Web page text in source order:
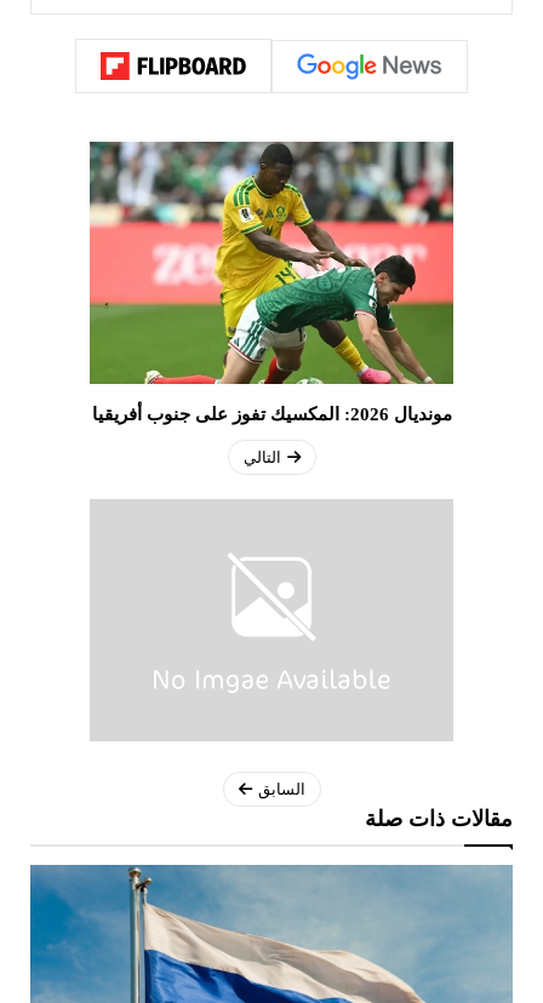
مونديال 2026: المكسيك تفوز على جنوب أفريقيا
التالي
السابق
مقالات ذات صلة